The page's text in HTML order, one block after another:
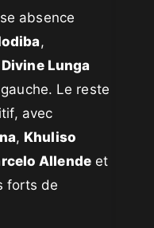
absence
,
Divine Lunga
Le reste
avec
, Khuliso
Allendeet
forts de